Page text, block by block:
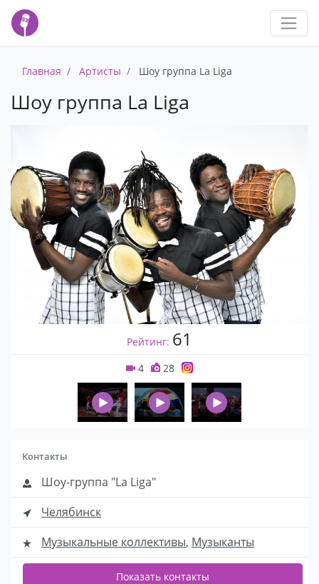
Главная Артисты Шоу группа La Liga
Шоу группа La Liga
Рейтинг: 61
4 28
Контакты
Шоу-группа "La Liga"
Челябинск
Музыкальные коллективы, Музыканты
Показать контакты